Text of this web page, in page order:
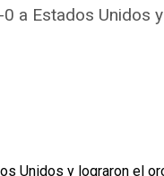
a Estados Unidos y